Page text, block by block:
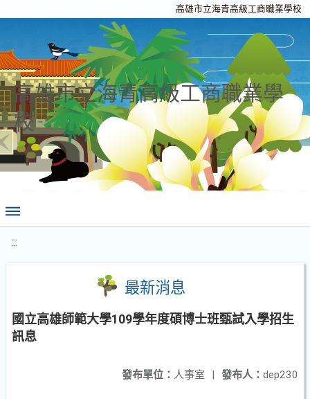
高雄市立海青高級工商職業學校
高雄市立海青高級工商職業學
校
:::
最新消息
國立高雄師範大學109學年度碩博士班甄試入學招生
訊息
發布人： dep230
發布單位： 人事室 |